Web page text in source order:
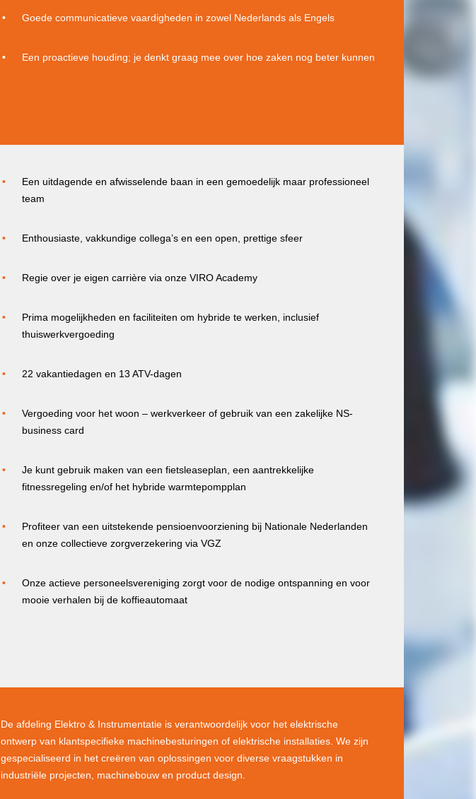
Goede communicatieve vaardigheden in zowel Nederlands als Engels
Een proactieve houding; je denkt graag mee over hoe zaken nog beter kunnen
Een uitdagende en afwisselende baan in een gemoedelijk maar professioneel
team
Enthousiaste, vakkundige collega’s en een open, prettige sfeer
Regie over je eigen carrière via onze VIRO Academy
Prima mogelijkheden en faciliteiten om hybride te werken, inclusief
thuiswerkvergoeding
22 vakantiedagen en 13 ATV-dagen
Vergoeding voor het woon – werkverkeer of gebruik van een zakelijke NS-
business card
Je kunt gebruik maken van een fietsleaseplan, een aantrekkelijke
fitnessregeling en/of het hybride warmtepompplan
Profiteer van een uitstekende pensioenvoorziening bij Nationale Nederlanden
en onze collectieve zorgverzekering via VGZ
Onze actieve personeelsvereniging zorgt voor de nodige ontspanning en voor
mooie verhalen bij de koffieautomaat
De afdeling Elektro & Instrumentatie is verantwoordelijk voor het elektrische
ontwerp van klantspecifieke machinebesturingen of elektrische installaties. We zijn
gespecialiseerd in het creëren van oplossingen voor diverse vraagstukken in
industriële projecten, machinebouw en product design.